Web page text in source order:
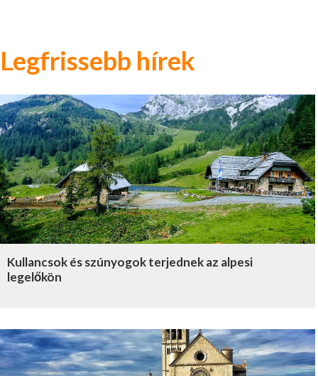
Legfrissebb hírek
Kullancsok és szúnyogok terjednek az alpesi
legelőkön